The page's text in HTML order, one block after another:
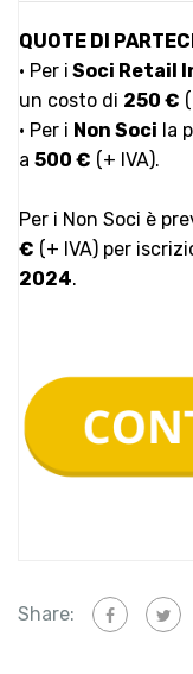
QUOTE DI
• Per i Soci Retail
un costo di 250 €
• Per i Non Soci la
a 500 € (+ IVA).
Per i Non Soci è
€ (+ IVA) per
2024.
Share: